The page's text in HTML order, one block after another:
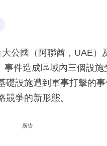
公國（阿聯酋，UAE）
事件造成區域內三個設
設施遭到軍事打擊的
爭的新形態。
廣告